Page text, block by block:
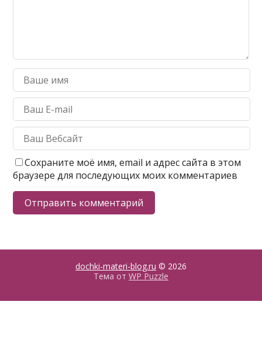
Сохраните моё имя, email и адрес сайта в этом
браузере для последующих моих комментариев
dochki-materi-blog.ru © 2026
Тема от WP Puzzle